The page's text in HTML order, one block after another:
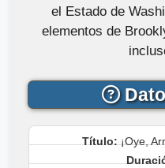
el Estado de
elementos de
Título: ¡Oye,